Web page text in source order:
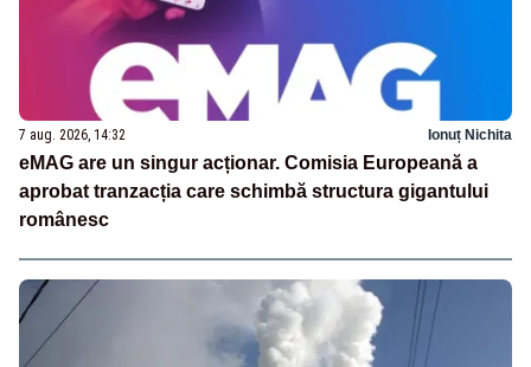
7 aug. 2026, 14:32 Ionuț Nichita
eMAG are un singur acționar. Comisia Europeană a
aprobat tranzacția care schimbă structura gigantului
românesc